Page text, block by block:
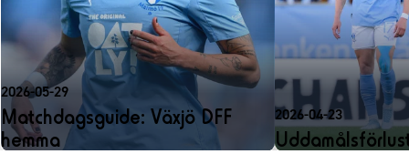
2026-05-29
Matchdagsguide: Växjö DFF
hemma
2026-04-23